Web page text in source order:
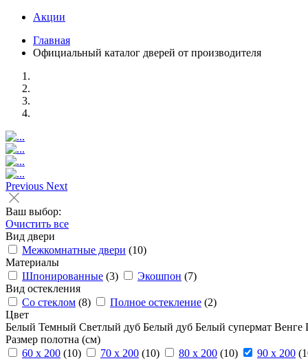
Акции
Главная
Официальный каталог дверей от производителя
Previous Next
Ваш выбор:
Очистить все
Вид двери
Межкомнатные двери (10)
Материалы
Шпонированные (3) Экошпон (7)
Вид остекления
Со стеклом (8) Полное остекление (2)
Цвет
Белый Темный Светлый дуб Белый дуб Белый супермат Венге
Размер полотна (см)
60 x 200 (10) 70 x 200 (10) 80 x 200 (10) 90 x 200